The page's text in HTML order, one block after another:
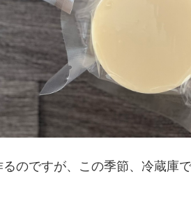
のですが、この季節、冷蔵庫